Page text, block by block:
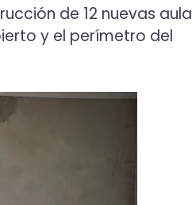
de 12 nuevas
y el perímetro del